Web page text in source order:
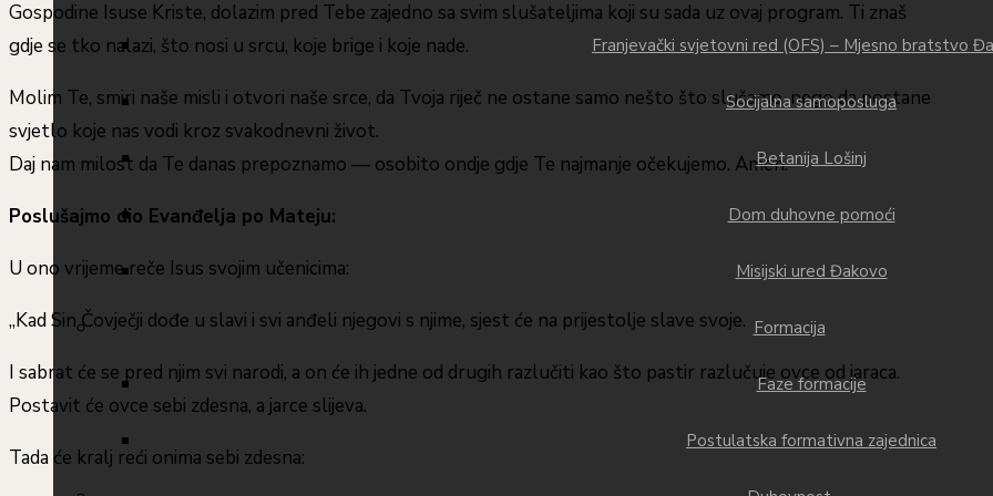
Franjevački svjetovni red (OFS) – Mjesno bratstvo
Socijalna samoposluga
Betanija Lošinj
Dom duhovne pomoći
Misijski ured Đakovo
Formacija
Faze formacije
Postulatska formativna zajednica
Gospodine Isuse Kriste, dolazim pred Tebe zajedno sa svim slušateljima koji su sada uz ovaj program. Ti znaš
gdje se tko nalazi, što nosi u srcu, koje brige i koje nade.
Molim Te, smiri naše misli i otvori naše srce, da Tvoja riječ ne ostane samo nešto što slušamo, nego da postane
svjetlo koje nas vodi kroz svakodnevni život.
Daj nam milost da Te danas prepoznamo — osobito ondje gdje Te najmanje očekujemo. Amen.
Poslušajmo dio Evanđelja po Mateju:
U ono vrijeme reče Isus svojim učenicima:
„Kad Sin Čovječji dođe u slavi i svi anđeli njegovi s njime, sjest će na prijestolje slave svoje.
I sabrat će se pred njim svi narodi, a on će ih jedne od drugih razlučiti kao što pastir razlučuje ovce od jaraca.
Postavit će ovce sebi zdesna, a jarce slijeva.
Tada će kralj reći onima sebi zdesna: